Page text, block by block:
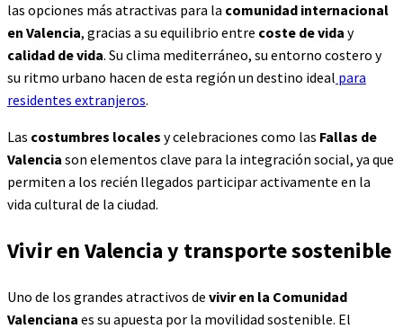
las opciones más atractivas para la comunidad internacional
en Valencia, gracias a su equilibrio entre coste de vida y
calidad de vida. Su clima mediterráneo, su entorno costero y
su ritmo urbano hacen de esta región un destino ideal para
residentes extranjeros.
Las costumbres locales y celebraciones como las Fallas de
Valencia son elementos clave para la integración social, ya que
permiten a los recién llegados participar activamente en la
vida cultural de la ciudad.
Vivir en Valencia y transporte sostenible
Uno de los grandes atractivos de vivir en la Comunidad
Valenciana es su apuesta por la movilidad sostenible. El